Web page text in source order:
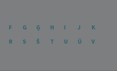
F G Ģ H I J
K
R S Š T U Ū
V